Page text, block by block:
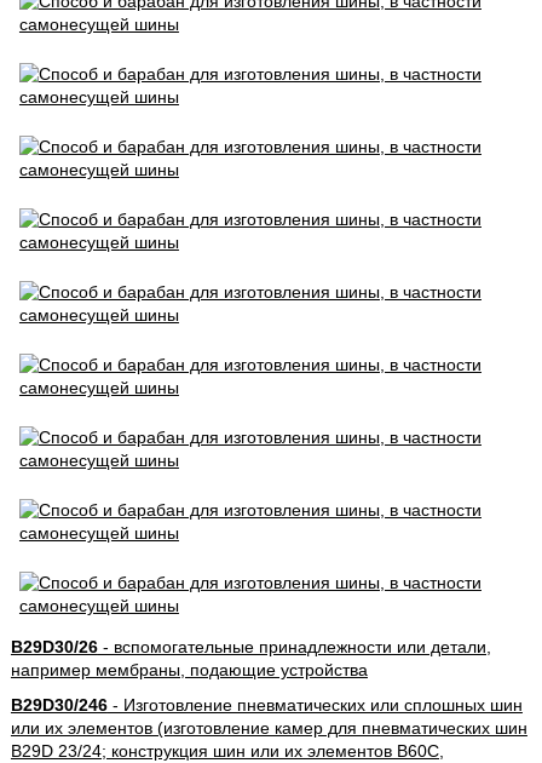
B29D30/26- вспомогательные принадлежности или детали,
например мембраны, подающие устройства
B29D30/246- Изготовление пневматических или сплошных шин
или их элементов (изготовление камер для пневматических шин
B29D 23/24; конструкция шин или их элементов B60C,